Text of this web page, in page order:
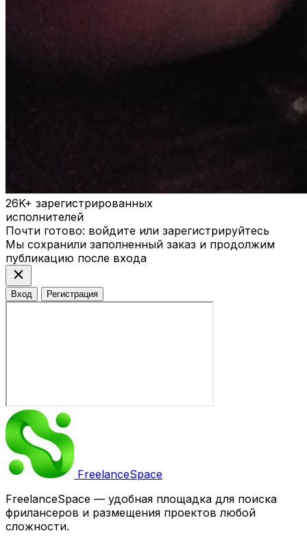
26K+ зарегистрированных
исполнителей
Почти готово: войдите или зарегистрируйтесь
Мы сохранили заполненный заказ и продолжим
публикацию после входа
close
Вход Регистрация
FreelanceSpace
FreelanceSpace — удобная площадка для поиска
фрилансеров и размещения проектов любой
сложности.